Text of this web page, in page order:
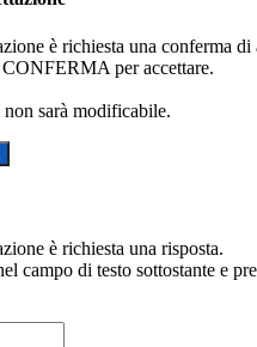
è richiesta una conferma di
per accettare.
sarà modificabile.
è richiesta una risposta.
campo di testo sottostante e